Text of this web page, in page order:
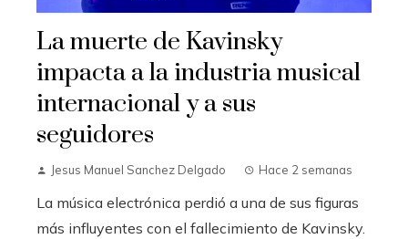
La muerte de Kavinsky
impacta a la industria musical
internacional y a sus
seguidores
Jesus Manuel Sanchez Delgado Hace 2 semanas
La música electrónica perdió a una de sus figuras
más influyentes con el fallecimiento de Kavinsky.